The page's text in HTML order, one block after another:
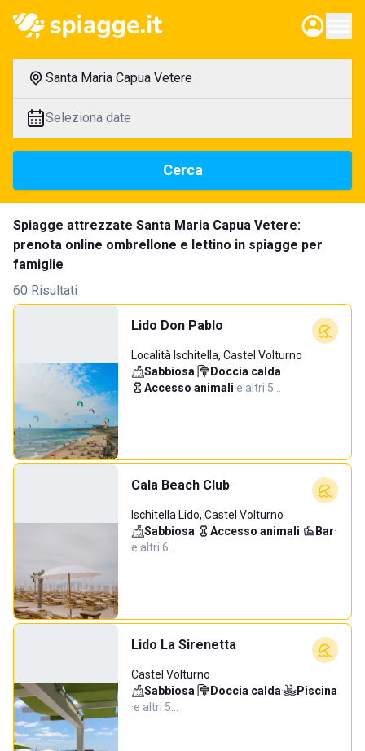
Santa Maria Capua Vetere
Seleziona date
Cerca
Spiagge attrezzate Santa Maria Capua Vetere:
prenota online ombrellone e lettino in spiagge per
famiglie
60 Risultati
Lido Don Pablo
Località Ischitella, Castel Volturno
Sabbiosa· Doccia calda·
Accesso animali·e altri 5…
Cala Beach Club
Ischitella Lido, Castel Volturno
Sabbiosa· Accesso animali· Bar·
e altri 6…
Lido La Sirenetta
Castel Volturno
Sabbiosa· Doccia calda·
Piscina
·e altri 5…